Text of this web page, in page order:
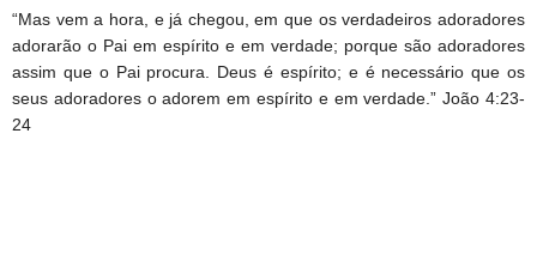
“Mas vem a hora, e já chegou, em que os verdadeiros adoradores
adorarão o Pai em espírito e em verdade; porque são adoradores
assim que o Pai procura. Deus é espírito; e é necessário que os
seus adoradores o adorem em espírito e em verdade.” João 4:23-
24